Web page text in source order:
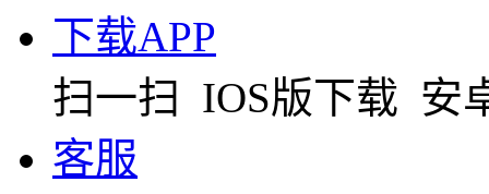
下载APP
扫一扫
IOS版下载 安
客服